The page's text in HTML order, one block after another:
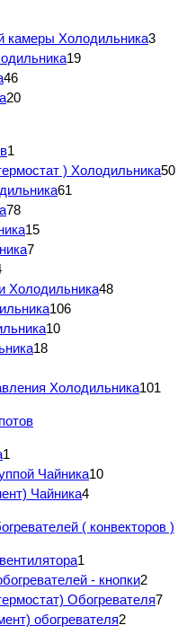
камеры Холодильника3
19
46
20
1
) Холодильника50
61
78
15
7
Холодильника48
106
10
18
Холодильника101
1
Чайника10
Чайника4
( конвекторов )
1
- кнопки2
Обогревателя7
обогревателя2